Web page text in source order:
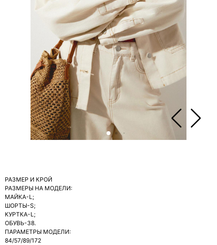
РАЗМЕР И КРОЙ
РАЗМЕРЫ НА МОДЕЛИ:
МАЙКА-L;
ШОРТЫ-S;
КУРТКА-L;
ОБУВЬ-38.
ПАРАМЕТРЫ МОДЕЛИ:
84/57/89/172